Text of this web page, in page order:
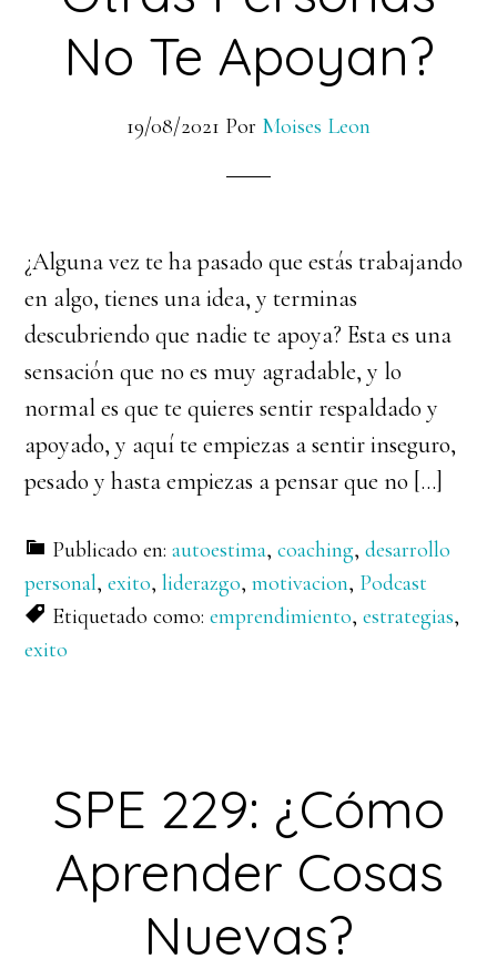
No Te Apoyan?
19/08/2021 Por Moises Leon
¿Alguna vez te ha pasado que estás trabajando
en algo, tienes una idea, y terminas
descubriendo que nadie te apoya? Esta es una
sensación que no es muy agradable, y lo
normal es que te quieres sentir respaldado y
apoyado, y aquí te empiezas a sentir inseguro,
pesado y hasta empiezas a pensar que no […]
Publicado en:autoestima,coaching,desarrollo
personal,exito,liderazgo,motivacion, Podcast
Etiquetado como:emprendimiento,estrategias,
exito
SPE 229: ¿Cómo
Aprender Cosas
Nuevas?